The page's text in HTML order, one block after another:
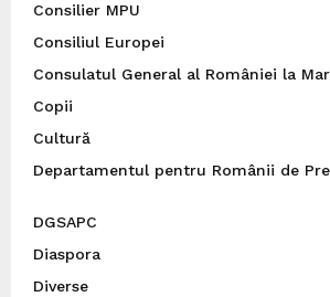
Consilier MPU
Consiliul Europei
Consulatul General al României la
Copii
Cultură
Departamentul pentru Românii de
DGSAPC
Diaspora
Diverse